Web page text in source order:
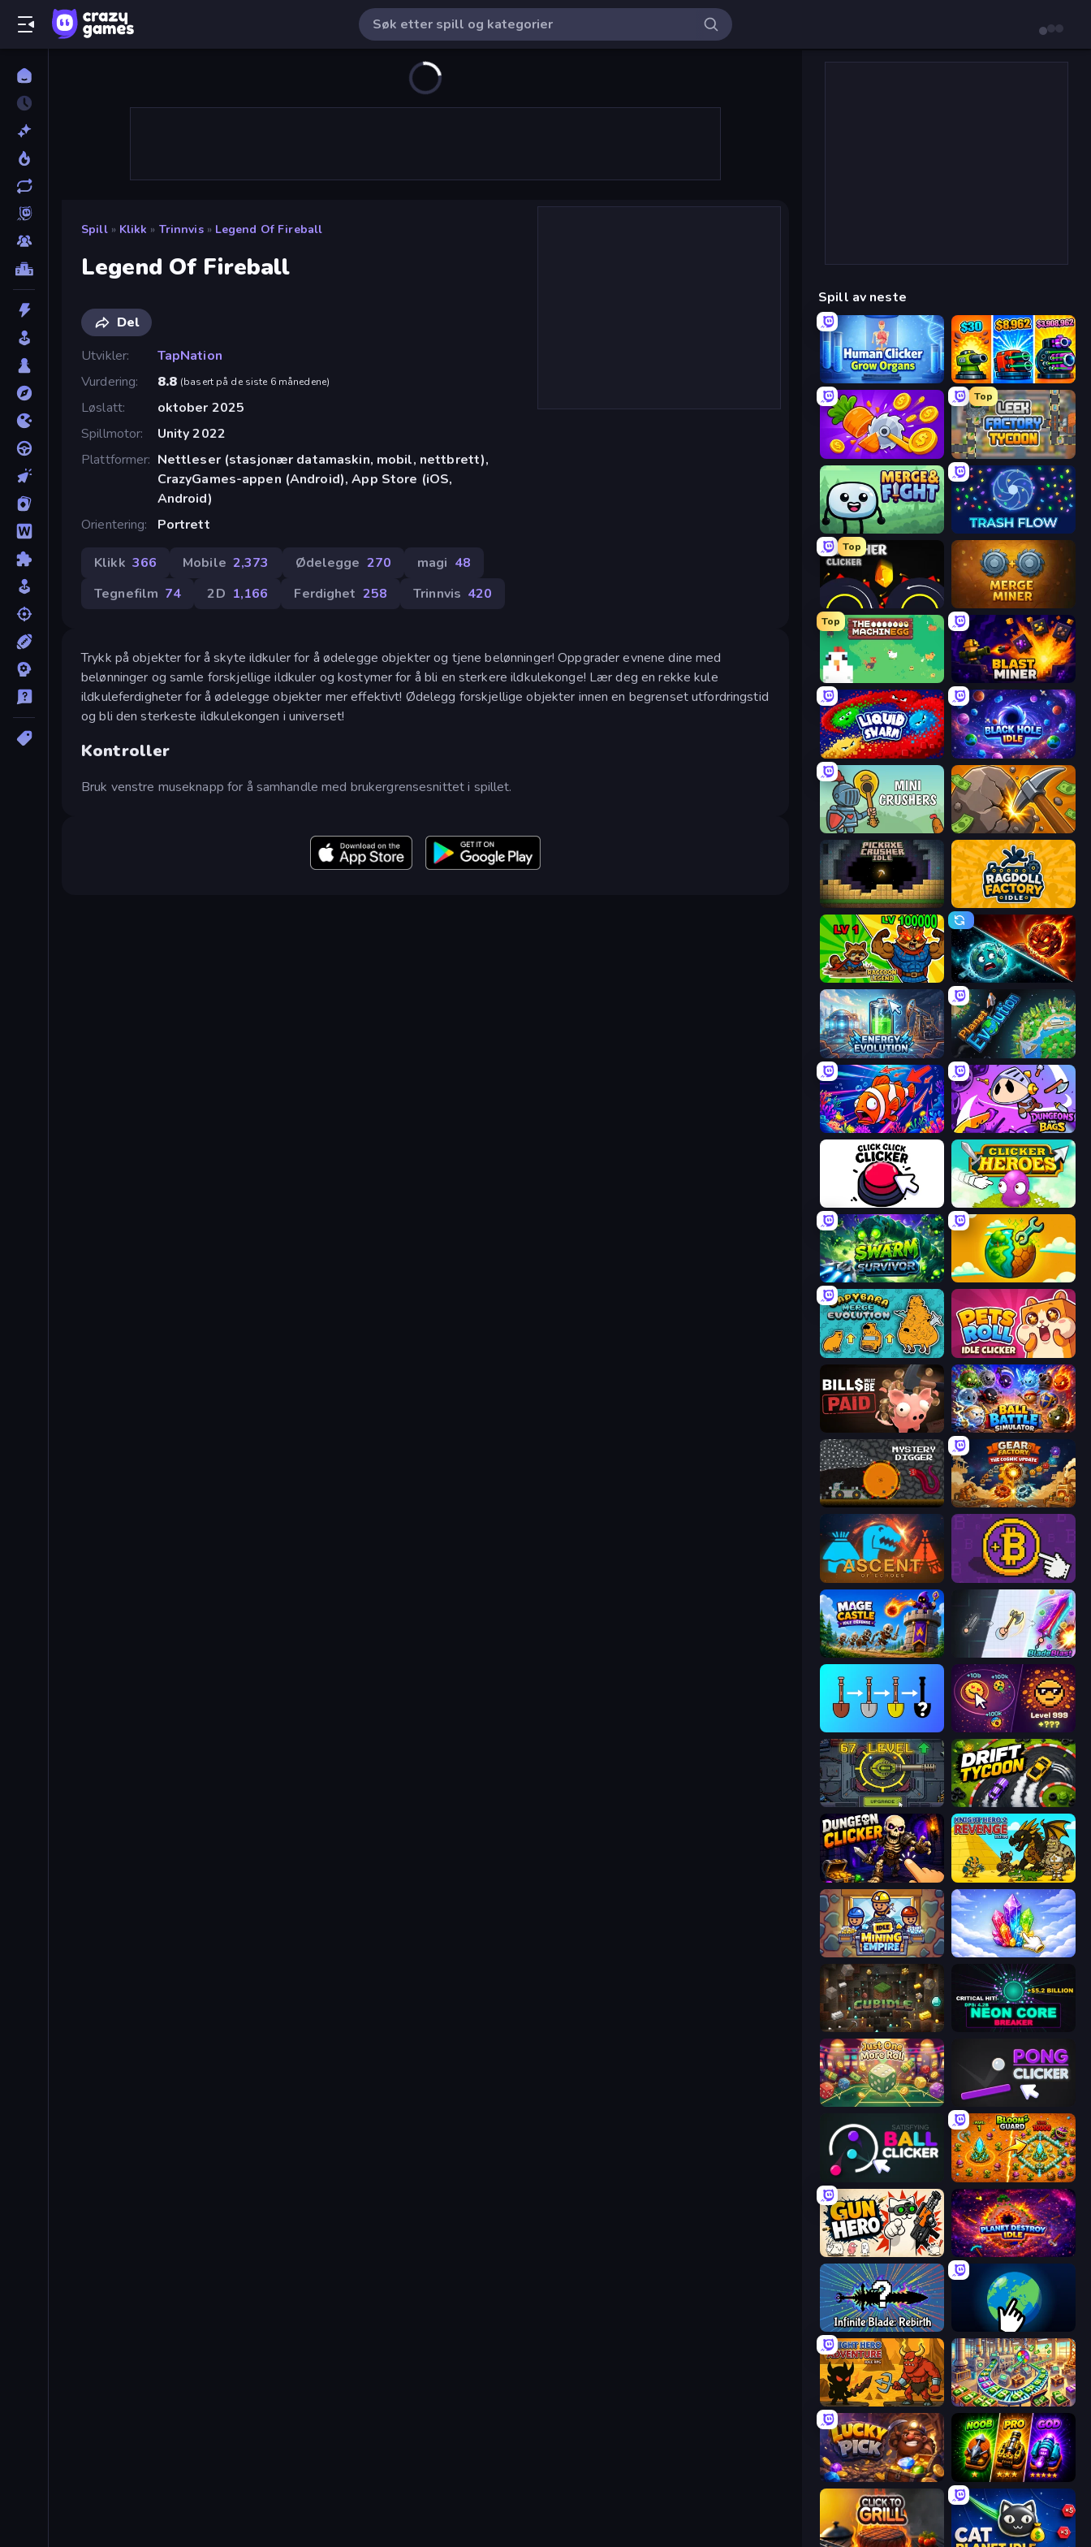
Spill » Klikk » Trinnvis » Legend Of Fireball
Legend Of Fireball
Del
Utvikler
TapNation
Vurdering
8.8 (basert på de siste 6 månedene)
Løslatt
oktober 2025
Spillmotor
Unity 2022
Plattformer Nettleser (stasjonær datamaskin, mobil, nettbrett),
CrazyGames-appen (Android), App Store (iOS,
Android)
Orientering
Portrett
Klikk 366 Mobile 2,373 Ødelegge 270 magi 48
Tegnefilm 74 2D 1,166 Ferdighet 258 Trinnvis 420
Trykk på objekter for å skyte ildkuler for å ødelegge objekter og tjene belønninger! Oppgrader evnene dine med
belønninger og samle forskjellige ildkuler og kostymer for å bli en sterkere ildkulekonge! Lær deg en rekke kule
ildkuleferdigheter for å ødelegge objekter mer effektivt! Ødelegg forskjellige objekter innen en begrenset utfordringstid
og bli den sterkeste ildkulekongen i universet!
Kontroller
Bruk venstre museknapp for å samhandle med brukergrensesnittet i spillet.
Spill av neste
Human Clicker: Grow Organs Pumpkin Defense: Merge Cannon
Farm Ring Idle
Top
Leek Factory Tycoon
Merge & Fight Trash Flow
Top
Crusher Clicker Merge Miner
Top
The MachinEGG Blast Miner
Liquid Swarm Black Hole Idle
Mini Crushers Mine Clicker
Pickaxe Crusher Idle Ragdoll Factory Idle
Raccoon Legend PlanetCrush 2
Energy Evolution Planet Evolution: Idle Clicker
Fish Catch Idle Dungeons and Bags
Click Click Clicker Clicker Heroes
Swarm Survivor Land Explorers: Merge & Build
Capybara Merge Evolution Pets Roll: Idle Clicker
Bills Must Be Paid Ball Battle Simulator
Mystery Digger Gear Factory
Ascent of Echoes Money Maker
Mage Castle Idle Defense BladeBlast.io
Dominate All Shapes
Tank Evolution Drift Tycoon
Dungeon Clicker Knight Hero 2 Revenge Idle RPG
Idle Mining Empire Crystalia Idle Clicker
Cubidle Neon Core Breaker
Just One More Roll Pong Clicker
Satisfying Ball Clicker BloomGuard
Gun Hero: Cat Survival Planet Destroy Idle
Infinite Blade: Rebirth Planet Clicker 2
Knight Hero Adventure Idle RPG Money Factory: Tycoon Idle Game
Lucky Pick Merge Survival